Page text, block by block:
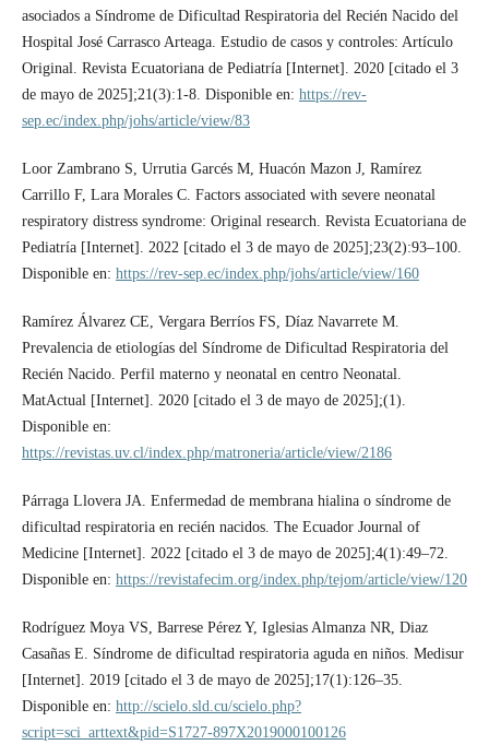
asociados a Síndrome de Dificultad Respiratoria del Recién Nacido del
Hospital José Carrasco Arteaga. Estudio de casos y controles: Artículo
Original. Revista Ecuatoriana de Pediatría [Internet]. 2020 [citado el 3
de mayo de 2025];21(3):1-8. Disponible en: https://rev-
sep.ec/index.php/johs/article/view/83
Loor Zambrano S, Urrutia Garcés M, Huacón Mazon J, Ramírez
Carrillo F, Lara Morales C. Factors associated with severe neonatal
respiratory distress syndrome: Original research. Revista Ecuatoriana de
Pediatría [Internet]. 2022 [citado el 3 de mayo de 2025];23(2):93–100.
Disponible en: https://rev-sep.ec/index.php/johs/article/view/160
‌Ramírez Álvarez CE, Vergara Berríos FS, Díaz Navarrete M.
Prevalencia de etiologías del Síndrome de Dificultad Respiratoria del
Recién Nacido. Perfil materno y neonatal en centro Neonatal.
MatActual [Internet]. 2020 [citado el 3 de mayo de 2025];(1).
Disponible en:
https://revistas.uv.cl/index.php/matroneria/article/view/2186
Párraga Llovera JA. Enfermedad de membrana hialina o síndrome de
dificultad respiratoria en recién nacidos. The Ecuador Journal of
Medicine [Internet]. 2022 [citado el 3 de mayo de 2025];4(1):49–72.
Disponible en: https://revistafecim.org/index.php/tejom/article/view/120
Rodríguez Moya VS, Barrese Pérez Y, Iglesias Almanza NR, Diaz
Casañas E. Síndrome de dificultad respiratoria aguda en niños. Medisur
[Internet]. 2019 [citado el 3 de mayo de 2025];17(1):126–35.
Disponible en: http://scielo.sld.cu/scielo.php?
script=sci_arttext&pid=S1727-897X2019000100126